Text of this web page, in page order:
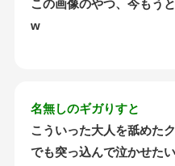
この画像のやつ、今もう
w
名無しのギガりすと
こういった大人を舐めた
でも突っ込んで泣かせたい